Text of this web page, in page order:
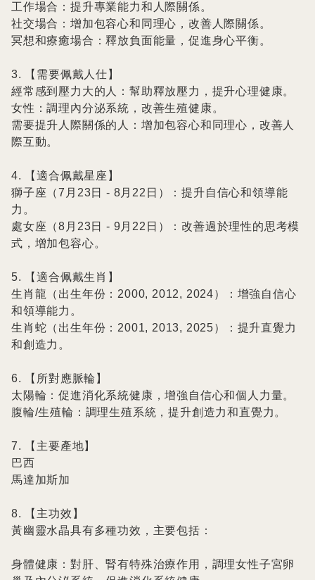
工作場合：提升專業能力和人際關係。
社交場合：增加包容心和同理心，改善人際關係。
冥想和療癒場合：釋放負面能量，促進身心平衡。
3. 【需要佩戴人仕】
經常感到壓力大的人：幫助釋放壓力，提升心理健康。
女性：調理內分泌系統，改善生殖健康。
需要提升人際關係的人：增加包容心和同理心，改善人
際互動。
4. 【適合佩戴星座】
獅子座（7月23日 - 8月22日）：提升自信心和領導能
力。
處女座（8月23日 - 9月22日）：改善過於理性的思考模
式，增加包容心。
5. 【適合佩戴生肖】
生肖龍（出生年份：2000, 2012, 2024）：增強自信心
和領導能力。
生肖蛇（出生年份：2001, 2013, 2025）：提升直覺力
和創造力。
6. 【所對應脈輪】
太陽輪：促進消化系統健康，增強自信心和個人力量。
腹輪/生殖輪：調理生殖系統，提升創造力和直覺力。
7. 【主要產地】
巴西
馬達加斯加
8. 【主功效】
黃幽靈水晶具有多種功效，主要包括：
身體健康：對肝、腎有特殊治療作用，調理女性子宮卵